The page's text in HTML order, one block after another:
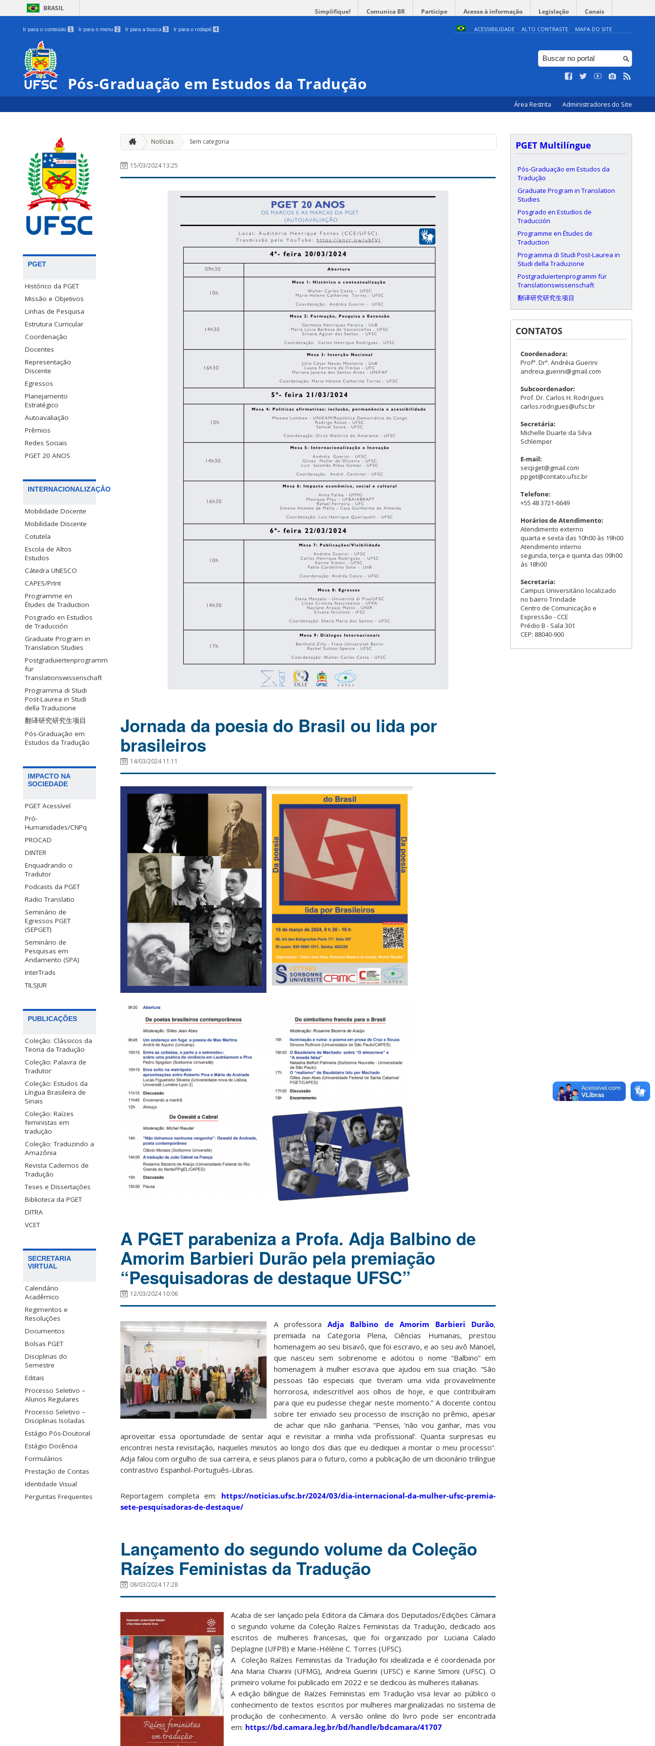
BRASIL Simplifique! Comunica BR Participe Acesso à informação Legislação Canais
Ir para o conteúdo 1 Ir para o menu 2 Ir para a busca 3 Ir para o rodapé 4 ACESSIBILIDADE ALTO CONTRASTE MAPA DO SITE
Pós-Graduação em Estudos da Tradução
Área Restrita Administradores do Site
PGET
Histórico da PGET
Missão e Objetivos
Linhas de Pesquisa
Estrutura Curricular
Coordenação
Docentes
Representação
Discente
Egressos
Planejamento
Estratégico
Autoavaliação
Prêmios
Redes Sociais
PGET 20 ANOS
INTERNACIONALIZAÇÃO
Mobilidade Docente
Mobilidade Discente
Cotutela
Escola de Altos
Estudos
Cátedra UNESCO
CAPES/PrInt
Programme en
Études de Traduction
Posgrado en Estudios
de Traducción
Graduate Program in
Translation Studies
Postgraduiertenprogramm
für
Translationswissenschaft
Programma di Studi
Post-Laurea in Studi
della Traduzione
翻译研究研究生项目
Pós-Graduação em
Estudos da Tradução
IMPACTO NA
SOCIEDADE
PGET Acessível
Pró-
Humanidades/CNPq
PROCAD
DINTER
Enquadrando o
Tradutor
Podcasts da PGET
Radio Translatio
Seminário de
Egressos PGET
(SEPGET)
Seminário de
Pesquisas em
Andamento (SPA)
InterTrads
TILSJUR
PUBLICAÇÕES
Coleção: Clássicos da
Teoria da Tradução
Coleção: Palavra de
Tradutor
Coleção: Estudos da
Língua Brasileira de
Sinais
Coleção: Raízes
feministas em
tradução
Coleção: Traduzindo a
Amazônia
Revista Cadernos de
Tradução
Teses e Dissertações
Biblioteca da PGET
DITRA
VCET
SECRETARIA
VIRTUAL
Calendário
Acadêmico
Regimentos e
Resoluções
Documentos
Bolsas PGET
Disciplinas do
Semestre
Editais
Processo Seletivo –
Alunos Regulares
Processo Seletivo –
Disciplinas Isoladas
Estágio Pós-Doutoral
Estágio Docência
Formulários
Prestação de Contas
Identidade Visual
Perguntas Frequentes
Notícias Sem categoria
15/03/2024 13:25
Jornada da poesia do Brasil ou lida por
brasileiros
14/03/2024 11:11
A PGET parabeniza a Profa. Adja Balbino de
Amorim Barbieri Durão pela premiação
“Pesquisadoras de destaque UFSC”
12/03/2024 10:06
A professoraAdja Balbino de Amorim Barbieri Durão,
premiada na Categoria Plena, Ciências Humanas, prestou
homenagem ao seu bisavô, que foi escravo, e ao seu avô Manoel,
que nasceu sem sobrenome e adotou o nome “Balbino” em
homenagem à mulher escrava que ajudou em sua criação. “São
pessoas tão especiais que tiveram uma vida provavelmente
horrorosa, indescritível aos olhos de hoje, e que contribuíram
para que eu pudesse chegar neste momento.” A docente contou
sobre ter enviado seu processo de inscrição no prêmio, apesar
de achar que não ganharia. “Pensei, ‘não vou ganhar, mas vou
aproveitar essa oportunidade de sentar aqui e revisitar a minha vida profissional’. Quanta surpresas eu
encontrei nesta revisitação, naqueles minutos ao longo dos dias que eu dediquei a montar o meu processo”.
Adja falou com orgulho de sua carreira, e seus planos para o futuro, como a publicação de um dicionário trilíngue
contrastivo Espanhol-Português-Libras.
Reportagem completa em: https://noticias.ufsc.br/2024/03/dia-internacional-da-mulher-ufsc-premia-
sete-pesquisadoras-de-destaque/
Lançamento do segundo volume da Coleção
Raízes Feministas da Tradução
08/03/2024 17:28
Acaba de ser lançado pela Editora da Câmara dos Deputados/Edições Câmara
o segundo volume da Coleção Raízes Feministas da Tradução, dedicado aos
escritos de mulheres francesas, que foi organizado por Luciana Calado
Deplagne (UFPB) e Marie-Hélène C. Torres (UFSC).
A Coleção Raízes Feministas da Tradução foi idealizada e é coordenada por
Ana Maria Chiarini (UFMG), Andreia Guerini (UFSC) e Karine Simoni (UFSC). O
primeiro volume foi publicado em 2022 e se dedicou às mulheres italianas.
A edição bilíngue de Raízes Feministas em Tradução visa levar ao público o
conhecimento de textos escritos por mulheres marginalizadas no sistema de
produção de conhecimento. A versão online do livro pode ser encontrada
em: https://bd.camara.leg.br/bd/handle/bdcamara/41707
PGET Multilíngue
Pós-Graduação em Estudos da
Tradução
Graduate Program in Translation
Studies
Posgrado en Estudios de
Traducción
Programme en Études de
Traduction
Programma di Studi Post-Laurea in
Studi della Traduzione
Postgraduiertenprogramm für
Translationswissenschaft
翻译研究研究生项目
CONTATOS
Coordenadora:
Profª. Drª. Andréia Guerini
andreia.guerini@gmail.com
Subcoordenador:
Prof. Dr. Carlos H. Rodrigues
carlos.rodrigues@ufsc.br
Secretária:
Michelle Duarte da Silva
Schlemper
E-mail:
secpget@gmail.com
ppget@contato.ufsc.br
Telefone:
+55 48 3721-6649
Horários de Atendimento:
Atendimento externo
quarta e sexta das 10h00 às 19h00
Atendimento interno
segunda, terça e quinta das 09h00
às 18h00
Secretaria:
Campus Universitário localizado
no bairro Trindade
Centro de Comunicação e
Expressão - CCE
Prédio B - Sala 301
CEP: 88040-900